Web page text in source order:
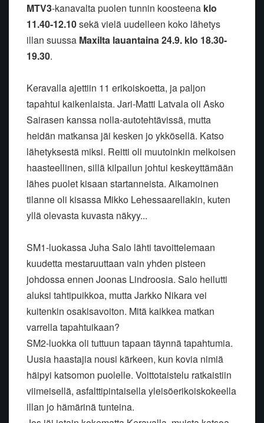
MTV3-kanavalta puolen tunnin koosteena klo
11.40-12.10sekä vielä uudelleen koko lähetys
illan suussa Maxilta lauantaina 24.9. klo 18.30-
19.30.
Keravalla ajettiin 11 erikoiskoetta, ja paljon
tapahtui kaikenlaista. Jari-Matti Latvala oli Asko
Sairasen kanssa nolla-autotehtävissä, mutta
heidän matkansa jäi kesken jo ykkösellä. Katso
lähetyksestä miksi. Reitti oli muutoinkin melkoisen
haasteellinen, sillä kilpailun johtui keskeyttämään
lähes puolet kisaan startanneista. Aikamoinen
tilanne oli kisassa Mikko Lehessaarellakin, kuten
yllä olevasta kuvasta näkyy...
SM1-luokassa Juha Salo lähti tavoittelemaan
kuudetta mestaruuttaan vain yhden pisteen
johdossa ennen Joonas Lindroosia. Salo heilutti
aluksi tahtipuikkoa, mutta Jarkko Nikara vei
kuitenkin osakisavoiton. Mitä kaikkea matkan
varrella tapahtuikaan?
SM2-luokka oli tuttuun tapaan täynnä tapahtumia.
Uusia haastajia nousi kärkeen, kun kovia nimiä
häipyi katsomon puolelle. Voittotaistelu ratkaistiin
viimeisellä, asfalttipintaisella yleisöerikoiskokeella
illan jo hämärinä tunteina.